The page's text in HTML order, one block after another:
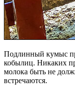
Подлинный кумыс
кобылиц. Никаких
молока быть не
встречаются.